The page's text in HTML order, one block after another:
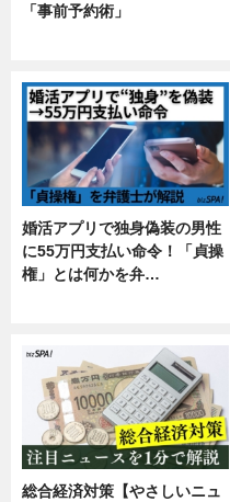
「事前予約術」
婚活アプリで独身偽装の男性
に55万円支払い命令！「貞操
権」とは何かを弁…
総合経済対策【やさしいニュ